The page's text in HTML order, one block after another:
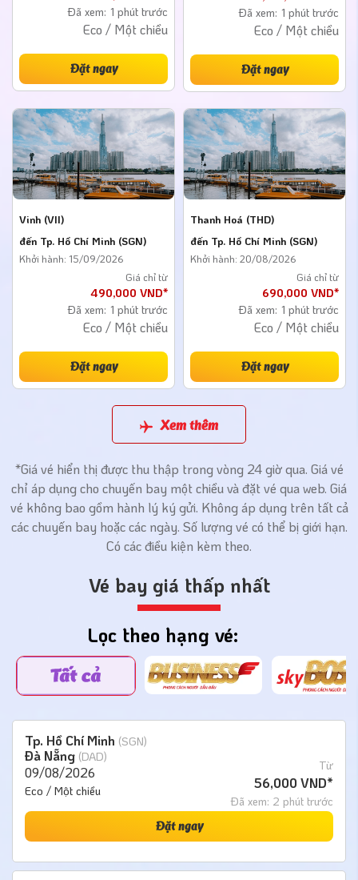
Đã xem: 1 phút trước
Eco / Một chiều
Đặt ngay
Đã xem: 1 phút trước
Eco / Một chiều
Đặt ngay
Vinh (VII)
đến Tp. Hồ Chí Minh (SGN)
Khởi hành: 15/09/2026
Giá chỉ từ
490,000 VND*
Đã xem: 1 phút trước
Eco / Một chiều
Đặt ngay
Thanh Hoá (THD)
đến Tp. Hồ Chí Minh (SGN)
Khởi hành: 20/08/2026
Giá chỉ từ
690,000 VND*
Đã xem: 1 phút trước
Eco / Một chiều
Đặt ngay
Xem thêm
*Giá vé hiển thị được thu thập trong vòng 24 giờ qua. Giá vé
chỉ áp dụng cho chuyến bay một chiều và đặt vé qua web. Giá
vé không bao gồm hành lý ký gửi. Không áp dụng trên tất cả
các chuyến bay hoặc các ngày. Số lượng vé có thể bị giới hạn.
Có các điều kiện kèm theo.
Vé bay giá thấp nhất
Lọc theo hạng vé:
Tp. Hồ Chí Minh (SGN)
Đà Nẵng (DAD)
09/08/2026
Eco / Một chiều
Từ
56,000 VND*
Đã xem: 2 phút trước
Đặt ngay